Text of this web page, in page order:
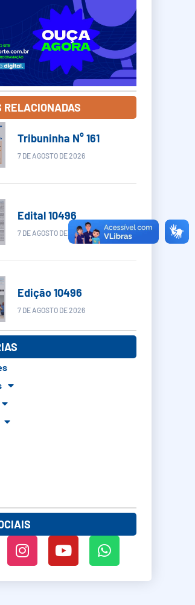
RELACIONADAS
Tribuninha N° 161
7 DE AGOSTO DE 2026
Edital 10496
7 DE AGOSTO DE 2026
Edição 10496
7 DE AGOSTO DE 2026